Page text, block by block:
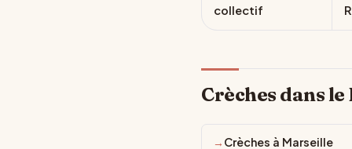
collectif
Crèches dans
Crèches à Marseille